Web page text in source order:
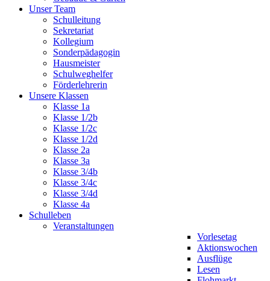
Unser Team
Schulleitung
Sekretariat
Kollegium
Sonderpädagogin
Hausmeister
Schulweghelfer
Förderlehrerin
Unsere Klassen
Klasse 1a
Klasse 1/2b
Klasse 1/2c
Klasse 1/2d
Klasse 2a
Klasse 3a
Klasse 3/4b
Klasse 3/4c
Klasse 3/4d
Klasse 4a
Schulleben
Veranstaltungen
Vorlesetag
Aktionswochen
Ausflüge
Lesen